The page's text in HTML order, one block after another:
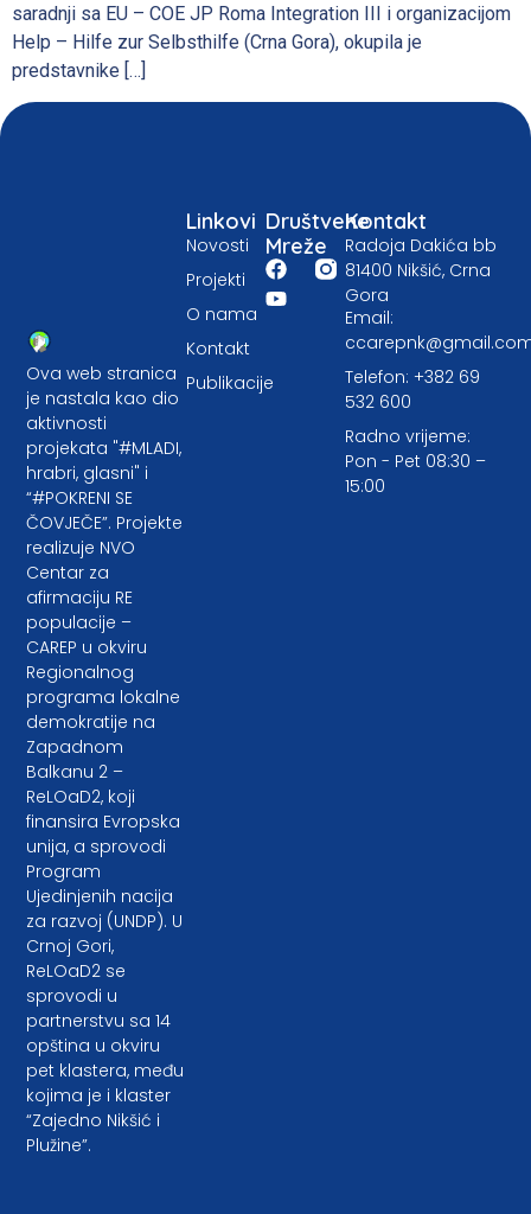
saradnji sa EU – COE JP Roma Integration III i organizacijom
Help – Hilfe zur Selbsthilfe (Crna Gora), okupila je
predstavnike […]
Ova web stranica
je nastala kao dio
aktivnosti
projekata "#MLADI,
hrabri, glasni" i
“#POKRENI SE
ČOVJEČE”. Projekte
realizuje NVO
Centar za
afirmaciju RE
populacije –
CAREP u okviru
Regionalnog
programa lokalne
demokratije na
Zapadnom
Balkanu 2 –
ReLOaD2, koji
finansira Evropska
unija, a sprovodi
Program
Ujedinjenih nacija
za razvoj (UNDP). U
Crnoj Gori,
ReLOaD2 se
sprovodi u
partnerstvu sa 14
opština u okviru
pet klastera, među
kojima je i klaster
“Zajedno Nikšić i
Plužine”.
Društvene
Mreže
Linkovi
Novosti
Projekti
O nama
Kontakt
Publikacije
Kontakt
Radoja Dakića bb
81400 Nikšić, Crna
Gora
Email:
Telefon: +382 69
532 600
Radno vrijeme:
Pon - Pet 08:30 –
15:00